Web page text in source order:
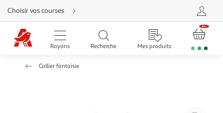
Aller
directement
au
contenu
Aller
directement
Aller
Choisir vos courses
Rayons Recherche Mes produits
Collier fantaisie